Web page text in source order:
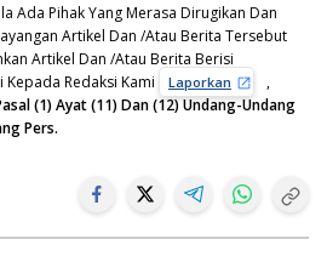
Ada Pihak Yang Merasa Dirugikan Dan
Artikel Dan /Atau Berita Tersebut
Artikel Dan /Atau Berita Berisi
Kepada Redaksi Kami
Laporkan
,
(1) Ayat (11) Dan (12) Undang-Undang
Pers.